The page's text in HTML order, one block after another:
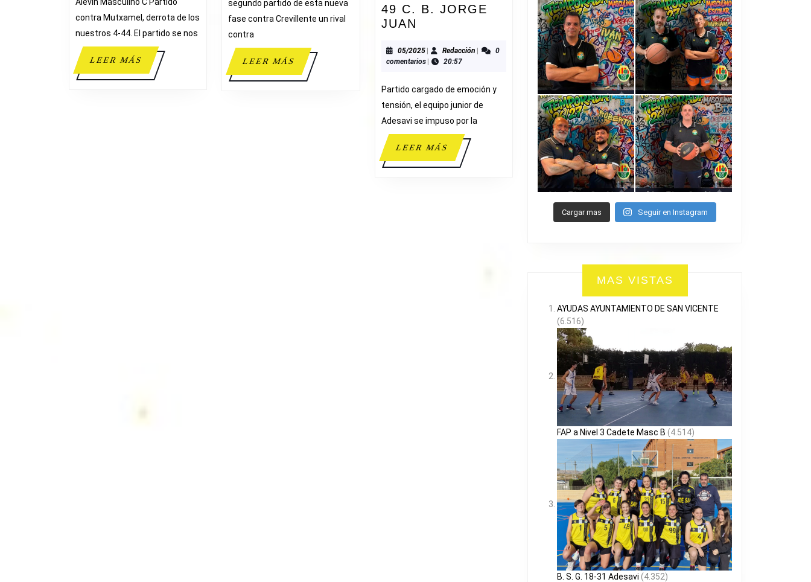
MUTXAMEL
contra Mutxamel, derrota de los
nuestros 4-44. El partido se nos
LEER MÁSLEER
MÁS
segundo partido de esta nueva
fase contra Crevillente un rival
contra
LEER MÁSLEER
MÁS
49 C. B. JORGE
JUAN
B
50-
C.
B.
JORGE
05/202505/2025
| Redacción Redacción
|
0
comentarios | 20:57
Partido cargado de emoción y
tensión, el equipo junior de
Adesavi se impuso por la
LEER MÁSLEER
MÁS
Cargar mas Seguir en Instagram
MAS VISTAS
AYUDAS AYUNTAMIENTO DE SAN VICENTE
(6.516)
FAP a Nivel 3 Cadete Masc B (4.514)
B. S. G. 18-31 Adesavi (4.352)